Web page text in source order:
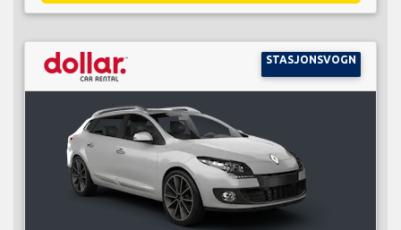
STASJONSVOGN